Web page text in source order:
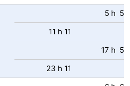
5 h 5
11 h 11
17 h 5
23 h 11